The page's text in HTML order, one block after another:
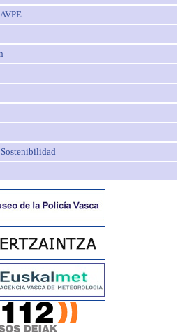
Sostenibilidad